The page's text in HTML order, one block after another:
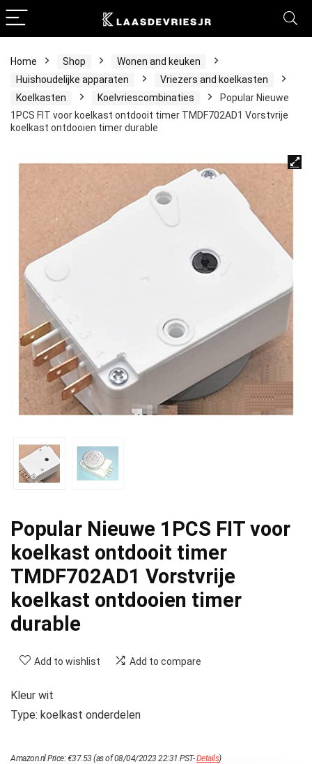
Home Shop
Wonen and keuken
Huishoudelijke apparaten
Vriezers and koelkasten
Koelkasten
Koelvriescombinaties
Popular Nieuwe
1PCS FIT voor koelkast ontdooit timer TMDF702AD1 Vorstvrije
koelkast ontdooien timer durable
Popular Nieuwe 1PCS FIT voor
koelkast ontdooit timer
TMDF702AD1 Vorstvrije
koelkast ontdooien timer
durable
Add to wishlist Add to compare
Kleur wit
Type: koelkast onderdelen
Amazon.nl Price:€37.53 (as of 08/04/2023 22:31 PST-Details)